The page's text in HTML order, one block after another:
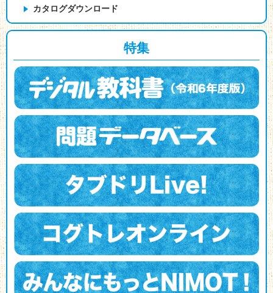
カタログダウンロード
特集